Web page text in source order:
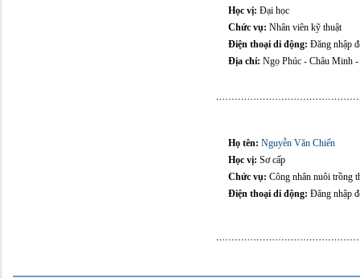
Học vị: Đại học
Chức vụ: Nhân viên kỹ thuật
Điện thoại di động: Đăng nhập
Địa chỉ: Ngọ Phúc - Châu Minh
Họ tên: Nguyễn Văn Chiến
Học vị: Sơ cấp
Chức vụ: Công nhân nuôi trồng
Điện thoại di động: Đăng nhập